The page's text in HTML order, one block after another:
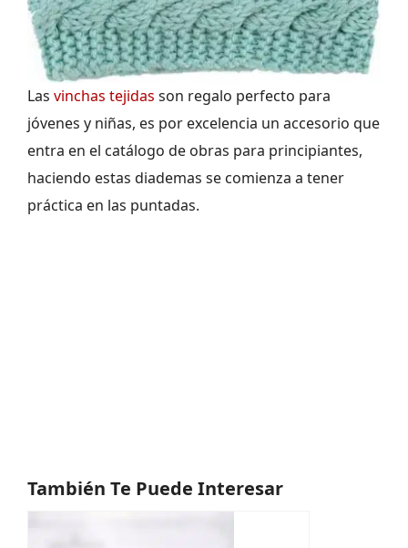
Las vinchas tejidas son regalo perfecto para
jóvenes y niñas, es por excelencia un accesorio que
entra en el catálogo de obras para principiantes,
haciendo estas diademas se comienza a tener
práctica en las puntadas.
También Te Puede Interesar